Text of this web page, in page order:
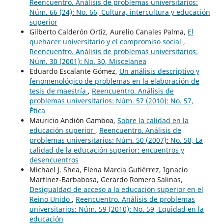
Reencuentro. Análisis de problemas universitarios:
Núm. 66 (24): No. 66, Cultura, intercultura y educación
superior
Gilberto Calderón Ortiz, Aurelio Canales Palma, El
quehacer universitario y el compromiso social ,
Reencuentro. Análisis de problemas universitarios:
Núm. 30 (2001): No. 30, Miscelanea
Eduardo Escalante Gómez, Un análisis descriptivo y
fenomenológico de problemas en la elaboración de
tesis de maestría , Reencuentro. Análisis de
problemas universitarios: Núm. 57 (2010): No. 57,
Ética
Mauricio Andión Gamboa, Sobre la calidad en la
educación superior , Reencuentro. Análisis de
problemas universitarios: Núm. 50 (2007): No. 50, La
calidad de la educación superior: encuentros y
desencuentros
Michael J. Shea, Elena Marcia Gutiérrez, Ignacio
Martínez-Barbabosa, Gerardo Romero Salinas,
Desigualdad de acceso a la educación superior en el
Reino Unido , Reencuentro. Análisis de problemas
universitarios: Núm. 59 (2010): No. 59, Equidad en la
educación